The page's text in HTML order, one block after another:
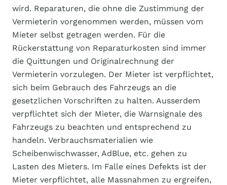
wird. Reparaturen, die ohne die Zustimmung der
Vermieterin vorgenommen werden, müssen vom
Mieter selbst getragen werden. Für die
Rückerstattung von Reparaturkosten sind immer
die Quittungen und Originalrechnung der
Vermieterin vorzulegen. Der Mieter ist verpflichtet,
sich beim Gebrauch des Fahrzeugs an die
gesetzlichen Vorschriften zu halten. Ausserdem
verpflichtet sich der Mieter, die Warnsignale des
Fahrzeugs zu beachten und entsprechend zu
handeln. Verbrauchsmaterialien wie
Scheibenwischwasser, AdBlue, etc. gehen zu
Lasten des Mieters. Im Falle eines Defekts ist der
Mieter verpflichtet, alle Massnahmen zu ergreifen,